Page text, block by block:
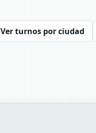
Ver turnos por ciudad